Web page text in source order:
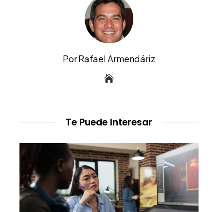
Por Rafael Armendáriz
Te Puede Interesar